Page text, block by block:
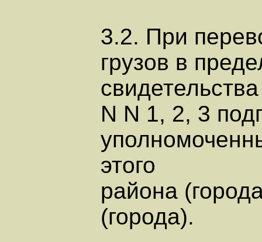
3.2. При
грузов в
N N 1, 2, 3
этого
района
(города).